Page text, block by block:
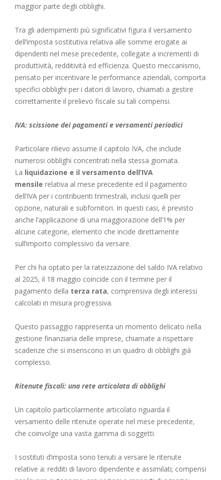
maggior parte degli obblighi.
Tra gli adempimenti più significativi figura il versamento
dell’imposta sostitutiva relativa alle somme erogate ai
dipendenti nel mese precedente, collegate a incrementi di
produttività, redditività ed efficienza. Questo meccanismo,
pensato per incentivare le performance aziendali, comporta
specifici obblighi per i datori di lavoro, chiamati a gestire
correttamente il prelievo fiscale su tali compensi.
IVA: scissione dei pagamenti e versamenti periodici
Particolare rilievo assume il capitolo IVA, che include
numerosi obblighi concentrati nella stessa giornata.
La liquidazione e il versamento dell’IVA
mensile relativa al mese precedente ed il pagamento
dell’IVA per i contribuenti trimestrali, inclusi quelli per
opzione, naturali e subfornitori. In questi casi, è previsto
anche l’applicazione di una maggiorazione dell’1% per
alcune categorie, elemento che incide direttamente
sull’importo complessivo da versare.
Per chi ha optato per la rateizzazione del saldo IVA relativo
al 2025, il 18 maggio coincide con il termine per il
pagamento della terza rata, comprensiva degli interessi
calcolati in misura progressiva.
Questo passaggio rappresenta un momento delicato nella
gestione finanziaria delle imprese, chiamate a rispettare
scadenze che si inseriscono in un quadro di obblighi già
complesso.
Ritenute fiscali: una rete articolata di obblighi
Un capitolo particolarmente articolato riguarda il
versamento delle ritenute operate nel mese precedente,
che coinvolge una vasta gamma di soggetti.
I sostituti d’imposta sono tenuti a versare le ritenute
relative a: redditi di lavoro dipendente e assimilati; compensi